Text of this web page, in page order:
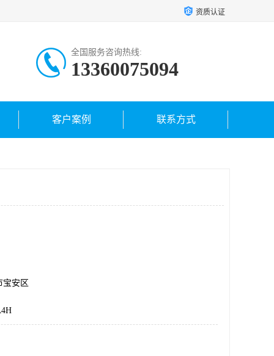
资质认证
全国服务咨询热线:
13360075094
客户案例 联系方式
宝安区